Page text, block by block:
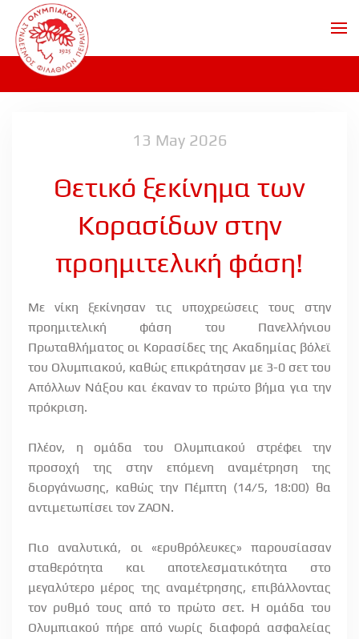
Skip to main content
13 May 2026
Θετικό ξεκίνημα των
Κορασίδων στην
προημιτελική φάση!
Με νίκη ξεκίνησαν τις υποχρεώσεις τους στην
προημιτελική φάση του Πανελλήνιου
Πρωταθλήματος οι Κορασίδες της Ακαδημίας βόλεϊ
του Ολυμπιακού, καθώς επικράτησαν με 3-0 σετ του
Απόλλων Νάξου και έκαναν το πρώτο βήμα για την
πρόκριση.
Πλέον, η ομάδα του Ολυμπιακού στρέφει την
προσοχή της στην επόμενη αναμέτρηση της
διοργάνωσης, καθώς την Πέμπτη (14/5, 18:00) θα
αντιμετωπίσει τον ΖΑΟΝ.
Πιο αναλυτικά, οι «ερυθρόλευκες» παρουσίασαν
σταθερότητα και αποτελεσματικότητα στο
μεγαλύτερο μέρος της αναμέτρησης, επιβάλλοντας
τον ρυθμό τους από το πρώτο σετ. Η ομάδα του
Ολυμπιακού πήρε από νωρίς διαφορά ασφαλείας